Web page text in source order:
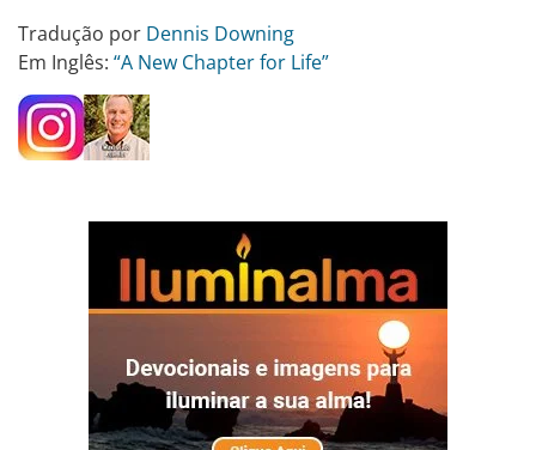
Tradução por Dennis Downing
Em Inglês: “A New Chapter for Life”